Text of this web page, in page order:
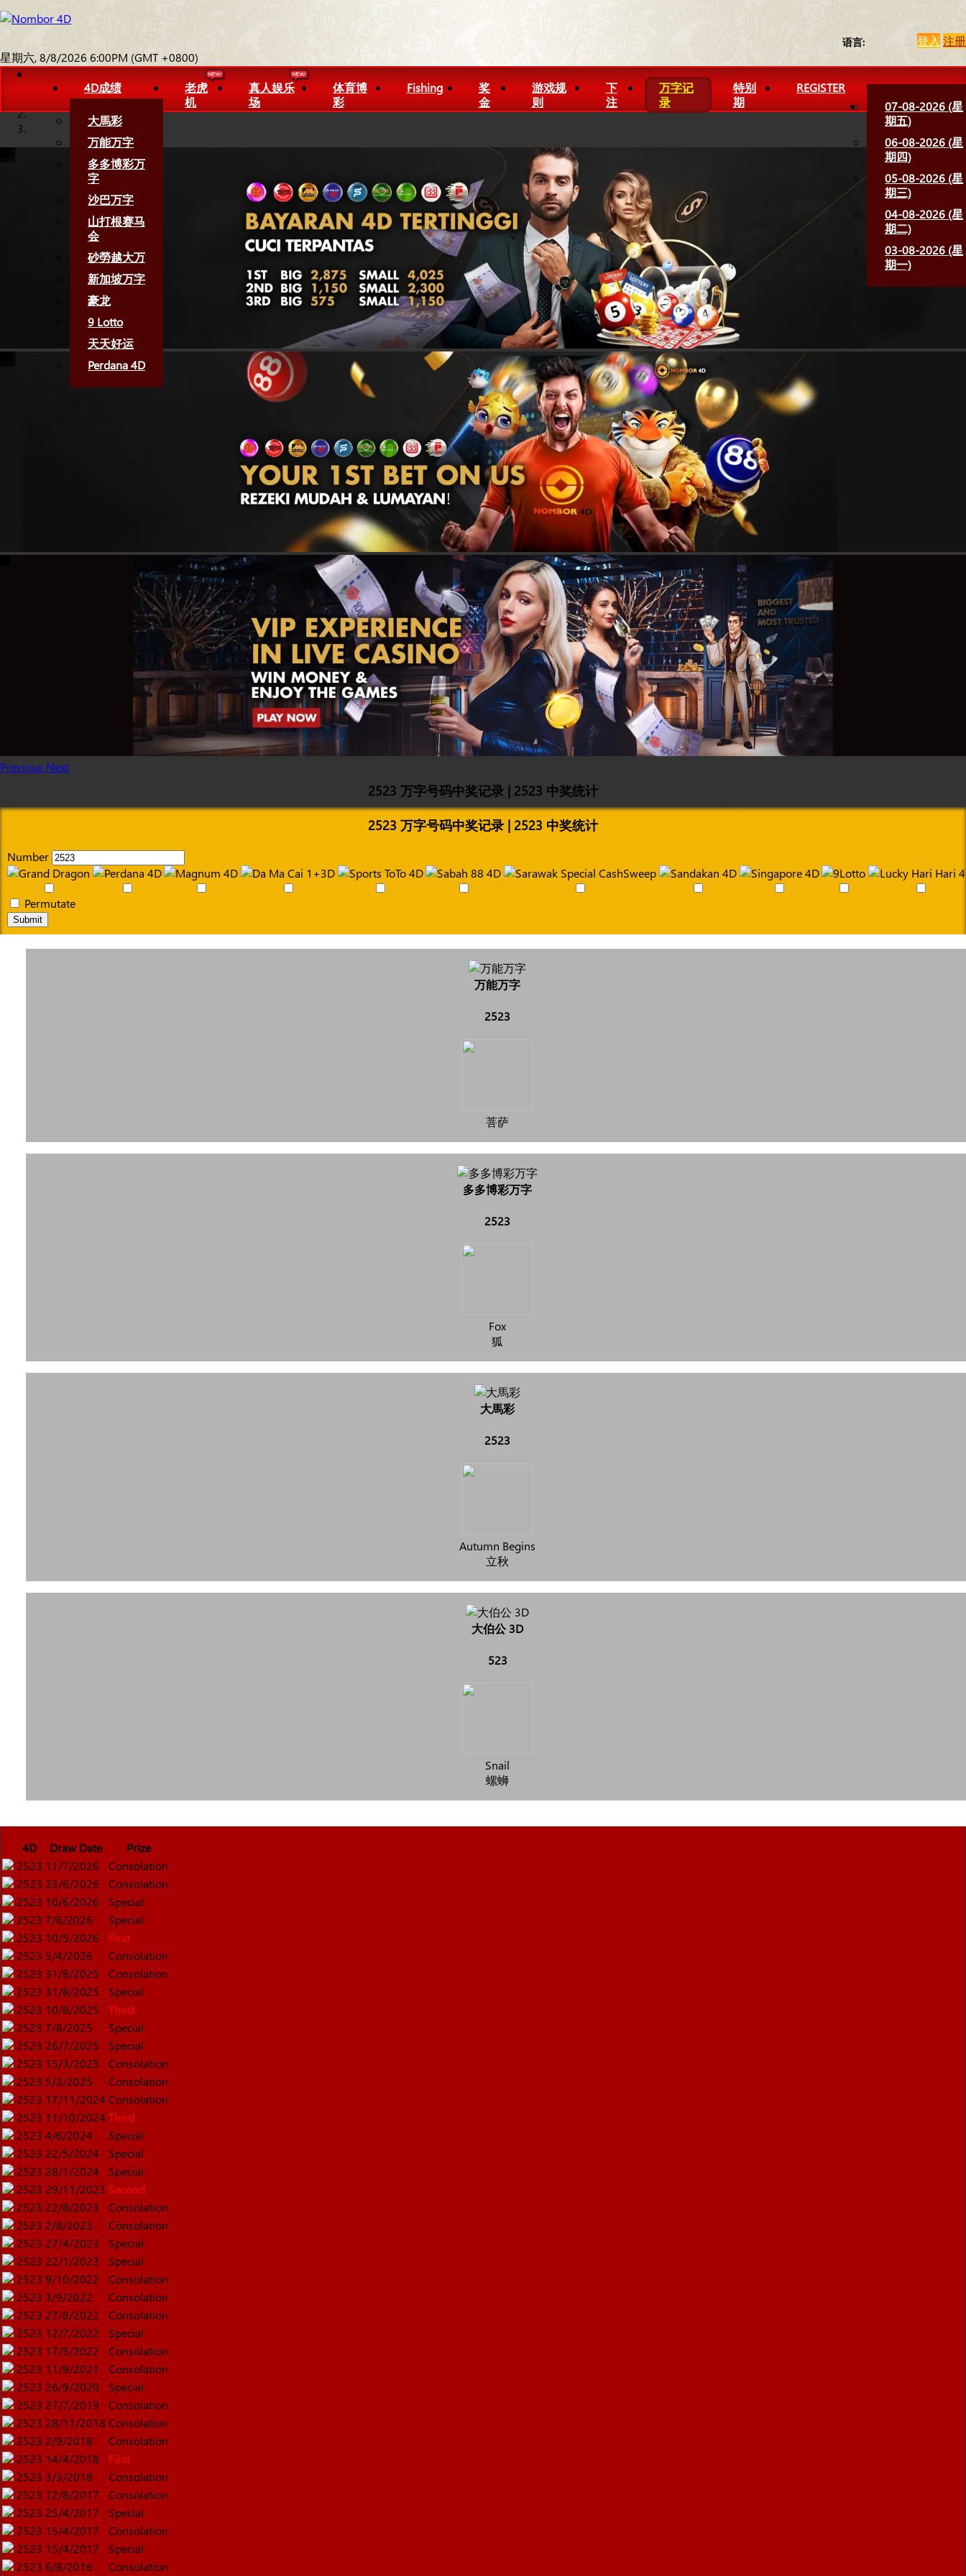
语言: 登入注册
星期六, 8/8/2026 6:00PM (GMT +0800)
4D成绩
大馬彩
万能万字
多多博彩万
字
沙巴万字
山打根赛马
会
砂勞越大万
新加坡万字
豪龙
9 Lotto
天天好运
Perdana 4D
老虎
机
真人娱乐
场
体育博
彩
Fishing
奖
金
游戏规
则
下
注
万字记
录
特别
期
REGISTER
07-08-2026 (星
期五)
06-08-2026 (星
期四)
05-08-2026 (星
期三)
04-08-2026 (星
期二)
03-08-2026 (星
期一)
Previous Next
2523 万字号码中奖记录 | 2523 中奖统计
2523 万字号码中奖记录 | 2523 中奖统计
Number
Permutate
Submit
万能万字
2523
菩萨
多多博彩万字
2523
Fox
狐
大馬彩
2523
Autumn Begins
立秋
大伯公 3D
523
Snail
螺蛳
4D Draw Date
Prize
2523 11/7/2026
Consolation
2523 23/6/2026
Consolation
2523 10/6/2026
Special
2523 7/6/2026
Special
2523 10/5/2026
First
2523 5/4/2026
Consolation
2523 31/8/2025
Consolation
2523 31/8/2025
Special
2523 10/8/2025
Third
2523 7/8/2025
Special
2523 26/7/2025
Special
2523 15/3/2025
Consolation
2523 5/3/2025
Consolation
2523 17/11/2024 Consolation
2523 11/10/2024 Third
2523 4/6/2024
Special
2523 22/5/2024
Special
2523 28/1/2024
Special
2523 29/11/2023 Second
2523 22/8/2023
Consolation
2523 2/8/2023
Consolation
2523 27/4/2023
Special
2523 22/1/2023
Special
2523 9/10/2022
Consolation
2523 3/9/2022
Consolation
2523 27/8/2022
Consolation
2523 12/7/2022
Special
2523 17/5/2022
Consolation
2523 11/9/2021
Consolation
2523 26/9/2020
Special
2523 27/7/2019
Consolation
2523 28/11/2018 Consolation
2523 2/9/2018
Consolation
2523 14/4/2018
First
2523 3/3/2018
Consolation
2523 12/8/2017
Consolation
2523 25/4/2017
Special
2523 15/4/2017
Consolation
2523 15/4/2017
Special
2523 6/8/2016 Consolation